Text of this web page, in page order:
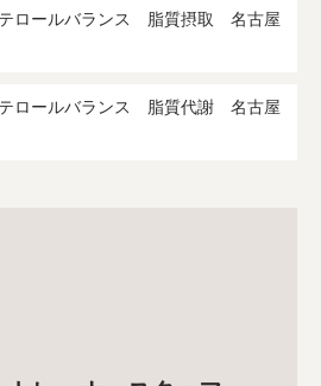
ロールバランス 脂質摂取 名古屋
ロールバランス 脂質代謝 名古屋